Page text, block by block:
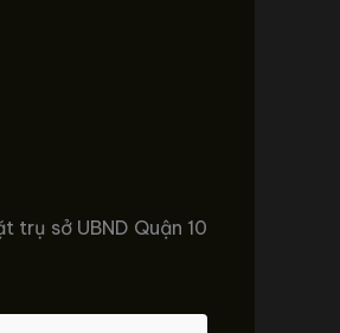
trụ sở UBND Quận 10